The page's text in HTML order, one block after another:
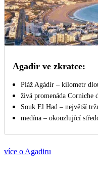
Agadir ve zkratce:
Pláž Agádír – kilometr
živá promenáda Corniche
Souk El Had – největší
medína – okouzlující
více o Agadiru